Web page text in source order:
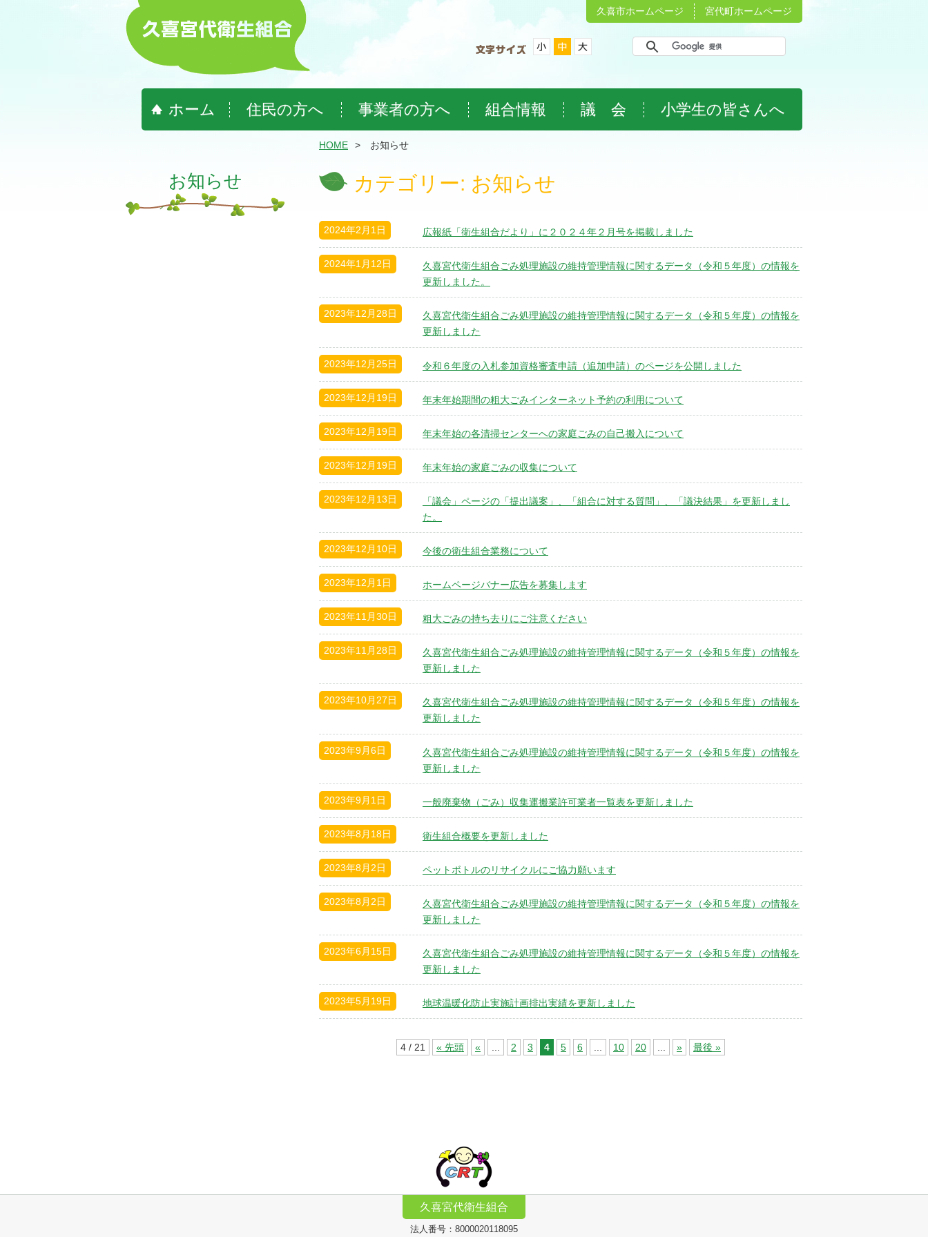
久喜市ホームページ 宮代町ホームページ
ホーム 住民の方へ 事業者の方へ 組合情報 議 会 小学生の皆さんへ
HOME お知らせ
お知らせ カテゴリー: お知らせ
2024年2月1日 広報紙「衛生組合だより」に２０２４年２月号を掲載しました
2024年1月12日
久喜宮代衛生組合ごみ処理施設の維持管理情報に関するデータ（令和５年度）の情報を
更新しました。
2023年12月28日
久喜宮代衛生組合ごみ処理施設の維持管理情報に関するデータ（令和５年度）の情報を
更新しました
2023年12月25日 令和６年度の入札参加資格審査申請（追加申請）のページを公開しました
2023年12月19日 年末年始期間の粗大ごみインターネット予約の利用について
2023年12月19日 年末年始の各清掃センターへの家庭ごみの自己搬入について
2023年12月19日 年末年始の家庭ごみの収集について
2023年12月13日
「議会」ページの「提出議案」、「組合に対する質問」、「議決結果」を更新しまし
た。
2023年12月10日 今後の衛生組合業務について
2023年12月1日 ホームページバナー広告を募集します
2023年11月30日 粗大ごみの持ち去りにご注意ください
2023年11月28日
久喜宮代衛生組合ごみ処理施設の維持管理情報に関するデータ（令和５年度）の情報を
更新しました
2023年10月27日
久喜宮代衛生組合ごみ処理施設の維持管理情報に関するデータ（令和５年度）の情報を
更新しました
2023年9月6日
久喜宮代衛生組合ごみ処理施設の維持管理情報に関するデータ（令和５年度）の情報を
更新しました
2023年9月1日 一般廃棄物（ごみ）収集運搬業許可業者一覧表を更新しました
2023年8月18日 衛生組合概要を更新しました
2023年8月2日 ペットボトルのリサイクルにご協力願います
2023年8月2日
久喜宮代衛生組合ごみ処理施設の維持管理情報に関するデータ（令和５年度）の情報を
更新しました
2023年6月15日
久喜宮代衛生組合ごみ処理施設の維持管理情報に関するデータ（令和５年度）の情報を
更新しました
2023年5月19日 地球温暖化防止実施計画排出実績を更新しました
4 / 21 « 先頭 « 2 3 4 5 6 10 20 » 最後 »
久喜宮代衛生組合
法人番号：8000020118095